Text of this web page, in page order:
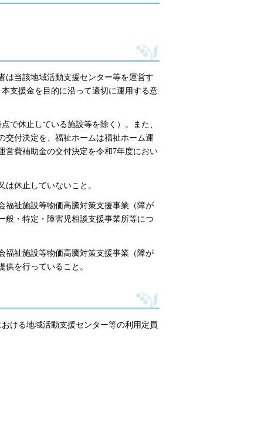
は当該地域活動支援センター等を運営す
支援金を目的に沿って適切に運用する意
で休止している施設等を除く）。また、
交付決定を、福祉ホームは福祉ホーム運
営費補助金の交付決定を令和7年度におい
は休止していないこと。
福祉施設等物価高騰対策支援事業（障が
般・特定・障害児相談支援事業所等につ
福祉施設等物価高騰対策支援事業（障が
を行っていること。
ける地域活動支援センター等の利用定員